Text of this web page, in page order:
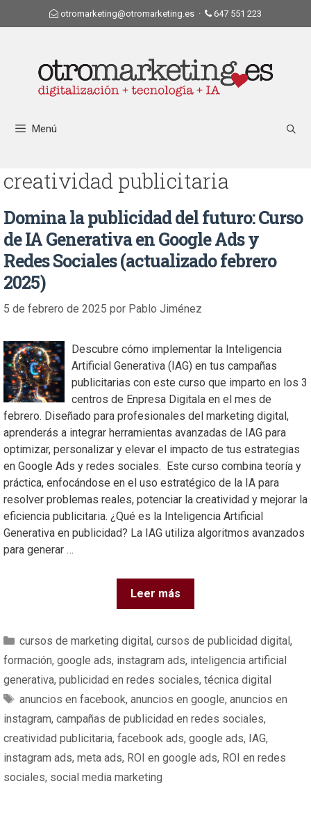
otromarketing@otromarketing.es · 647 551 223
Menú
creatividad publicitaria
Domina la publicidad del futuro: Curso
de IA Generativa en Google Ads y
Redes Sociales (actualizado febrero
2025)
5 de febrero de 2025 por Pablo Jiménez
Descubre cómo implementar la Inteligencia
Artificial Generativa (IAG) en tus campañas
publicitarias con este curso que imparto en los 3
centros de Enpresa Digitala en el mes de
febrero. Diseñado para profesionales del marketing digital,
aprenderás a integrar herramientas avanzadas de IAG para
optimizar, personalizar y elevar el impacto de tus estrategias
en Google Ads y redes sociales. Este curso combina teoría y
práctica, enfocándose en el uso estratégico de la IA para
resolver problemas reales, potenciar la creatividad y mejorar la
eficiencia publicitaria. ¿Qué es la Inteligencia Artificial
Generativa en publicidad? La IAG utiliza algoritmos avanzados
para generar …
Leer más
cursos de marketing digital, cursos de publicidad digital,
formación, google ads, instagram ads, inteligencia artificial
generativa, publicidad en redes sociales, técnica digital
anuncios en facebook, anuncios en google, anuncios en
instagram, campañas de publicidad en redes sociales,
creatividad publicitaria, facebook ads, google ads, IAG,
instagram ads, meta ads, ROI en google ads, ROI en redes
sociales, social media marketing